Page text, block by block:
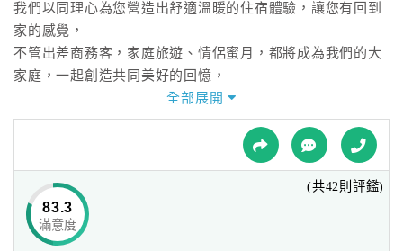
民
宿
球
網
我們以同理心為您營造出舒適溫暖的住宿體驗，讓您有回到
家的感覺，
不管出差商務客，家庭旅遊、情侶蜜月，都將成為我們的大
家庭，一起創造共同美好的回憶，
將回憶轉換動力讓您下次的旅行再次光臨郡象商旅。
全部展開
83.3
滿意度
(共42則評鑑)